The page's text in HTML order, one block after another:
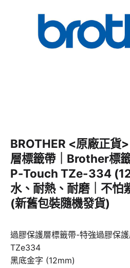
BROTHER <原廠正貨
層標籤帶｜Brother標籤
P-Touch TZe-334
水、耐熱、耐磨｜不怕
(新舊包裝隨機發貨)
過膠保護層標籤帶-特強過膠保
TZe334
黑底金字 (12mm)